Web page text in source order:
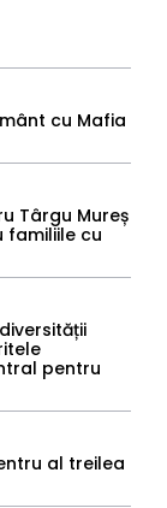
cu Mafia
Târgu Mureș
familiile cu
pentru
al treilea